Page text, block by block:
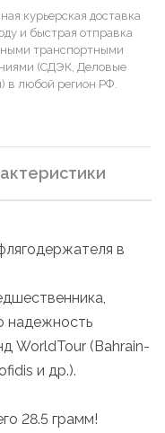
курьерская доставка
и быстрая отправка
транспортными
(СДЭК, Деловые
в любой регион РФ.
в
надежность
WorldTour (Bahrain-
и др.).
28.5 грамм!